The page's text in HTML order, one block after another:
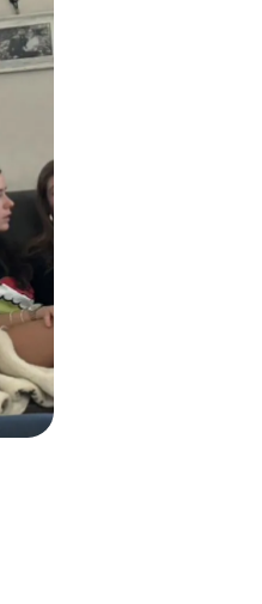
📋常見問題